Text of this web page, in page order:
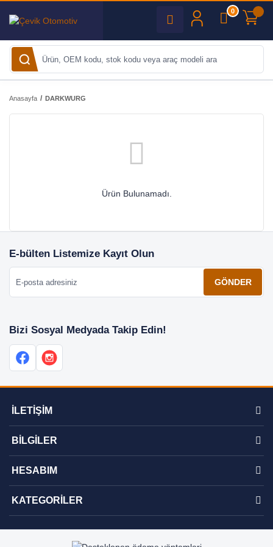
0
Anasayfa DARKWURG
Ürün Bulunamadı.
E-bülten Listemize Kayıt Olun
GÖNDER
Bizi Sosyal Medyada Takip Edin!
İLETİŞİM
BİLGİLER
HESABIM
KATEGORİLER